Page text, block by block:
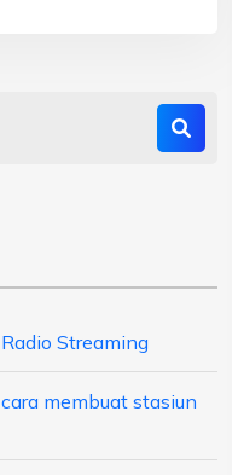
Radio Streaming
cara membuat stasiun